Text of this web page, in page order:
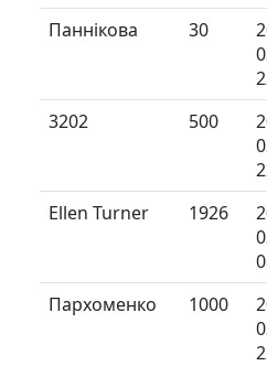
Паннікова
30
3202
500
Ellen Turner
1926
Пархоменко
1000